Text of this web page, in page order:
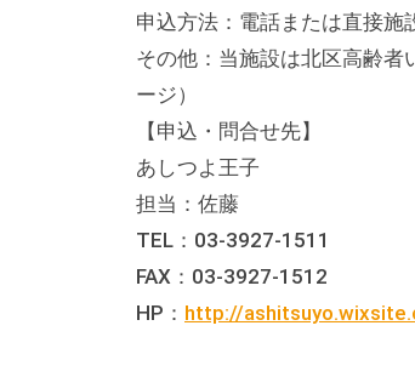
々
な
し
・
講
座
の
開
申込方法：電話または直接施
その他：当施設は北区高齢
ージ）
【申込・問合せ先】
あしつよ王子
担当：佐藤
TEL：03-3927-1511
FAX：03-3927-1512
HP： http://